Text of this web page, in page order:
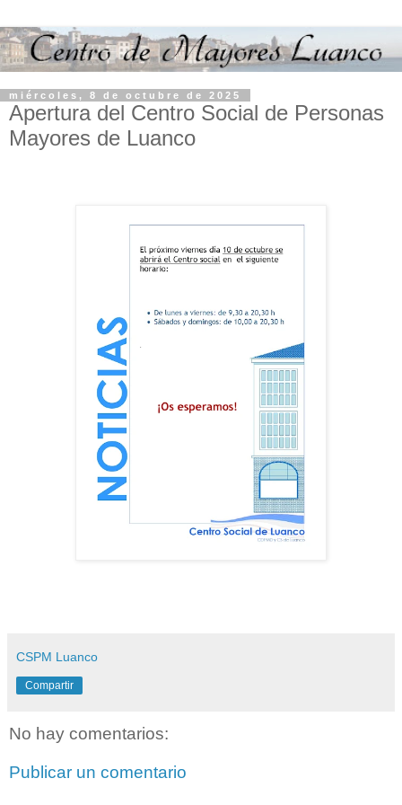
miércoles, 8 de octubre de 2025
Apertura del Centro Social de Personas
Mayores de Luanco
CSPM Luanco
Compartir
No hay comentarios:
Publicar un comentario